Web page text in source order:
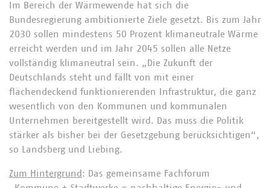
Im Bereich der Wärmewende hat sich die
Bundesregierung ambitionierte Ziele gesetzt. Bis zum Jahr
2030 sollen mindestens 50 Prozent klimaneutrale Wärme
erreicht werden und im Jahr 2045 sollen alle Netze
vollständig klimaneutral sein. „Die Zukunft der
Deutschlands steht und fällt von mit einer
flächendeckend funktionierenden Infrastruktur, die ganz
wesentlich von den Kommunen und kommunalen
Unternehmen bereitgestellt wird. Das muss die Politik
stärker als bisher bei der Gesetzgebung berücksichtigen“,
so Landsberg und Liebing.
Zum Hintergrund: Das gemeinsame Fachforum